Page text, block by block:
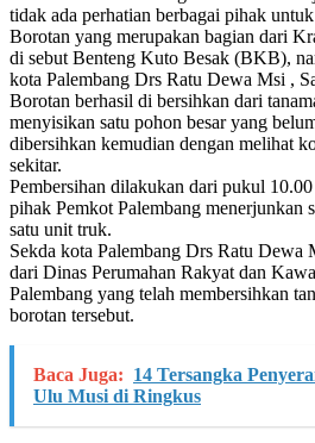
tidak ada perhatian berbagai pihak
Borotan yang merupakan bagian dari
di sebut Benteng Kuto Besak (BKB),
kota Palembang Drs Ratu Dewa Msi ,
Borotan berhasil di bersihkan dari
menyisikan satu pohon besar yang
dibersihkan kemudian dengan melihat
sekitar.
Pembersihan dilakukan dari pukul
pihak Pemkot Palembang menerjunkan
satu unit truk.
Sekda kota Palembang Drs Ratu Dewa
dari Dinas Perumahan Rakyat dan
Palembang yang telah membersihkan
borotan tersebut.
Baca Juga: 14 Tersangka
Ulu Musi di Ringkus